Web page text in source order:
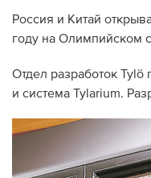
Россия и Китай
году на Олимпийском
Отдел разработок
и система Tylarium.